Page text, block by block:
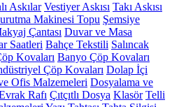
Askılar Vestiyer Askısı Takı Askısı
Makinesi Topu Şemsiye
Çantası Duvar ve Masa
Saatleri Bahçe Tekstili Salıncak
Kovaları Banyo Çöp Kovaları
Çöp Kovaları Dolap İçi
Ofis Malzemeleri Dosyalama ve
Rafı Çıtçıtlı Dosya Klasör Telli